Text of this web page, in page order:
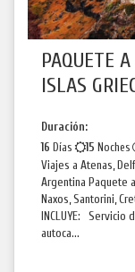
PAQUETE
ISLAS
Duración:
16 Días 15 Noches
Viajes a Atenas,
Argentina Paquete
Naxos, Santorini,
INCLUYE: Servicio
autoca...